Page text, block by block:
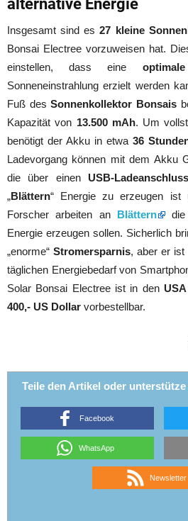
alternative Energie
Insgesamt sind es27 kleine
Bonsai Electree vorzuweisen hat.
einstellen, dass eine
Sonneneinstrahlung erzielt werden
Fuß desSonnenkollektor Bonsais
Kapazität von 13.500 mAh. Um
benötigt der Akku in etwa 36
Ladevorgang können mit dem Akku
die über einen USB-Ladeanschluss
„Blättern“ Energie zu erzeugen ist
Forscher arbeiten an Blättern
die
Energie erzeugen sollen. Sicherlich
„enorme“ Stromersparnis, aber er ist
täglichen Energiebedarf von
Solar Bonsai Electree ist in den USA
400,- US Dollar vorbestellbar.
Teile den Artikel oder
Facebook
WhatsApp
Newsletter